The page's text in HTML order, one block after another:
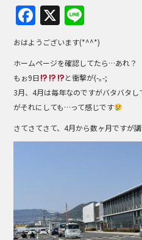
F
a
c
e
b
o
o
X
n
e
おはようございます(*^^*)
ホームページを確認してたら…あれ？
もぉ9日
と衝撃が(-｡-;
3月、4月は毎年なのですがバタバタし
がそれにしても…って感じです
さてさてさて、4月から数ヶ月ですが